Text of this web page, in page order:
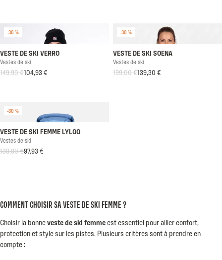
VESTE DE SKI VERRO
Vestes de ski
Prix habituel
149,90 €
Prix soldé104,93 €
-30 %
VESTE DE SKI SOENA
Vestes de ski
Prix habituel
199,00 €
Prix soldé139,30 €
-30 %
VESTE DE SKI FEMME LYLOO
Vestes de ski
Prix habituel
139,90 €
Prix soldé97,93 €
-30 %
COMMENT CHOISIR SA VESTE DE SKI FEMME ?
Choisir la bonneveste de ski femmeest essentiel pour allier confort,
protection et style sur les pistes. Plusieurs critères sont à prendre en
compte :